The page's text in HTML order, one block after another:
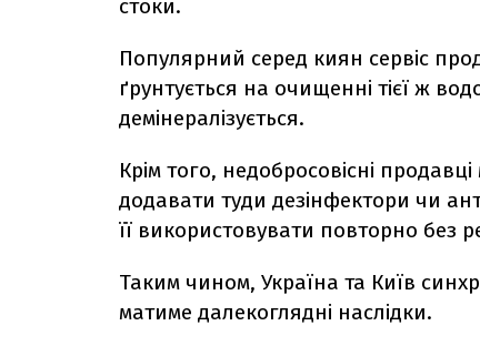
стоки.
Популярний серед киян сервіс
ґрунтується на очищенні тієї ж
демінералізується.
Крім того, недобросовісні
додавати туди дезінфектори чи
її використовувати повторно без
Таким чином, Україна та Київ
матиме далекоглядні наслідки.